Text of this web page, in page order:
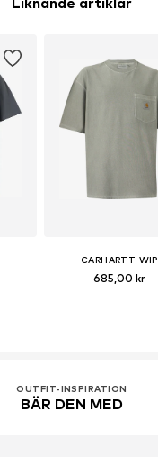
CARHARTT WIP
685,00 kr
OUTFIT-INSPIRATION
BÄR DEN MED